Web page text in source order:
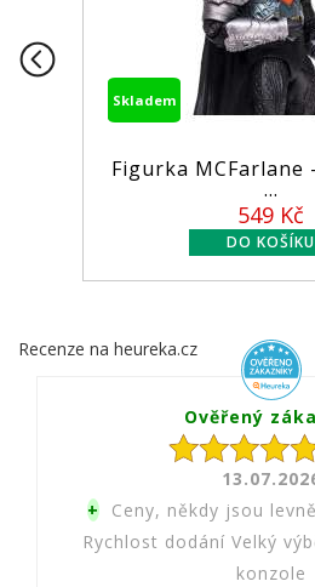
Skladem
Figurka MCFarlane -
549 Kč
Recenze na heureka.cz
Ověřený
+ Ceny, někdy jsou
Rychlost dodání Velký
konzole